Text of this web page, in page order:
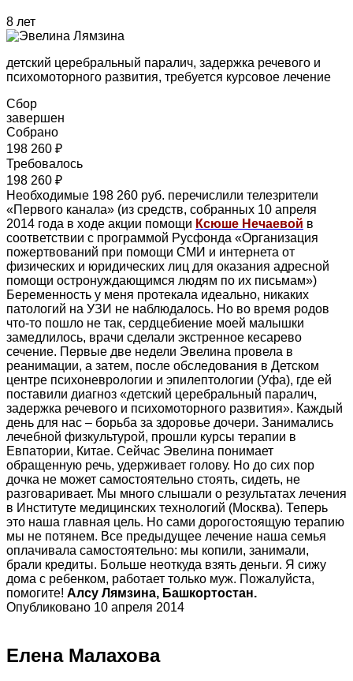
8 лет
детский церебральный паралич, задержка речевого и
психомоторного развития, требуется курсовое лечение
Сбор
завершен
Собрано
198 260 ₽
Требовалось
198 260 ₽
Необходимые 198 260 руб. перечислили телезрители
«Первого канала» (из средств, собранных 10 апреля
2014 года в ходе акции помощи Ксюше Нечаевой в
соответствии с программой Русфонда «Организация
пожертвований при помощи СМИ и интернета от
физических и юридических лиц для оказания адресной
помощи остронуждающимся людям по их письмам»)
Беременность у меня протекала идеально, никаких
патологий на УЗИ не наблюдалось. Но во время родов
что-то пошло не так, сердцебиение моей малышки
замедлилось, врачи сделали экстренное кесарево
сечение. Первые две недели Эвелина провела в
реанимации, а затем, после обследования в Детском
центре психоневрологии и эпилептологии (Уфа), где ей
поставили диагноз «детский церебральный паралич,
задержка речевого и психомоторного развития». Каждый
день для нас – борьба за здоровье дочери. Занимались
лечебной физкультурой, прошли курсы терапии в
Евпатории, Китае. Сейчас Эвелина понимает
обращенную речь, удерживает голову. Но до сих пор
дочка не может самостоятельно стоять, сидеть, не
разговаривает. Мы много слышали о результатах лечения
в Институте медицинских технологий (Москва). Теперь
это наша главная цель. Но сами дорогостоящую терапию
мы не потянем. Все предыдущее лечение наша семья
оплачивала самостоятельно: мы копили, занимали,
брали кредиты. Больше неоткуда взять деньги. Я сижу
дома с ребенком, работает только муж. Пожалуйста,
помогите! Алсу Лямзина, Башкортостан.
Опубликовано 10 апреля 2014
Елена Малахова